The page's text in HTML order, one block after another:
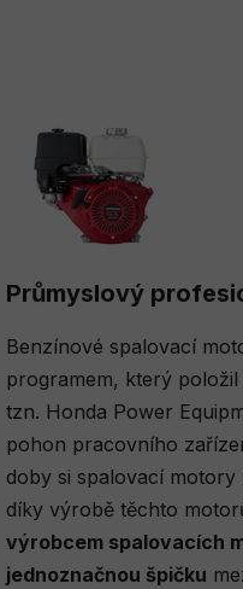
Průmyslový
Benzínové spalovací
programem, který
tzn. Honda Power
pohon pracovního
doby si spalovací
díky výrobě těchto
výrobcem spalovacích
jednoznačnou špičku